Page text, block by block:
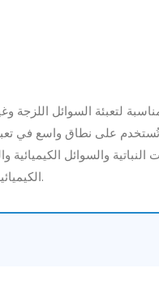
لتعبئة السوائل اللزجة
على نطاق واسع في
النباتية والسوائل الكيميائية
الكيميائية اليومية.